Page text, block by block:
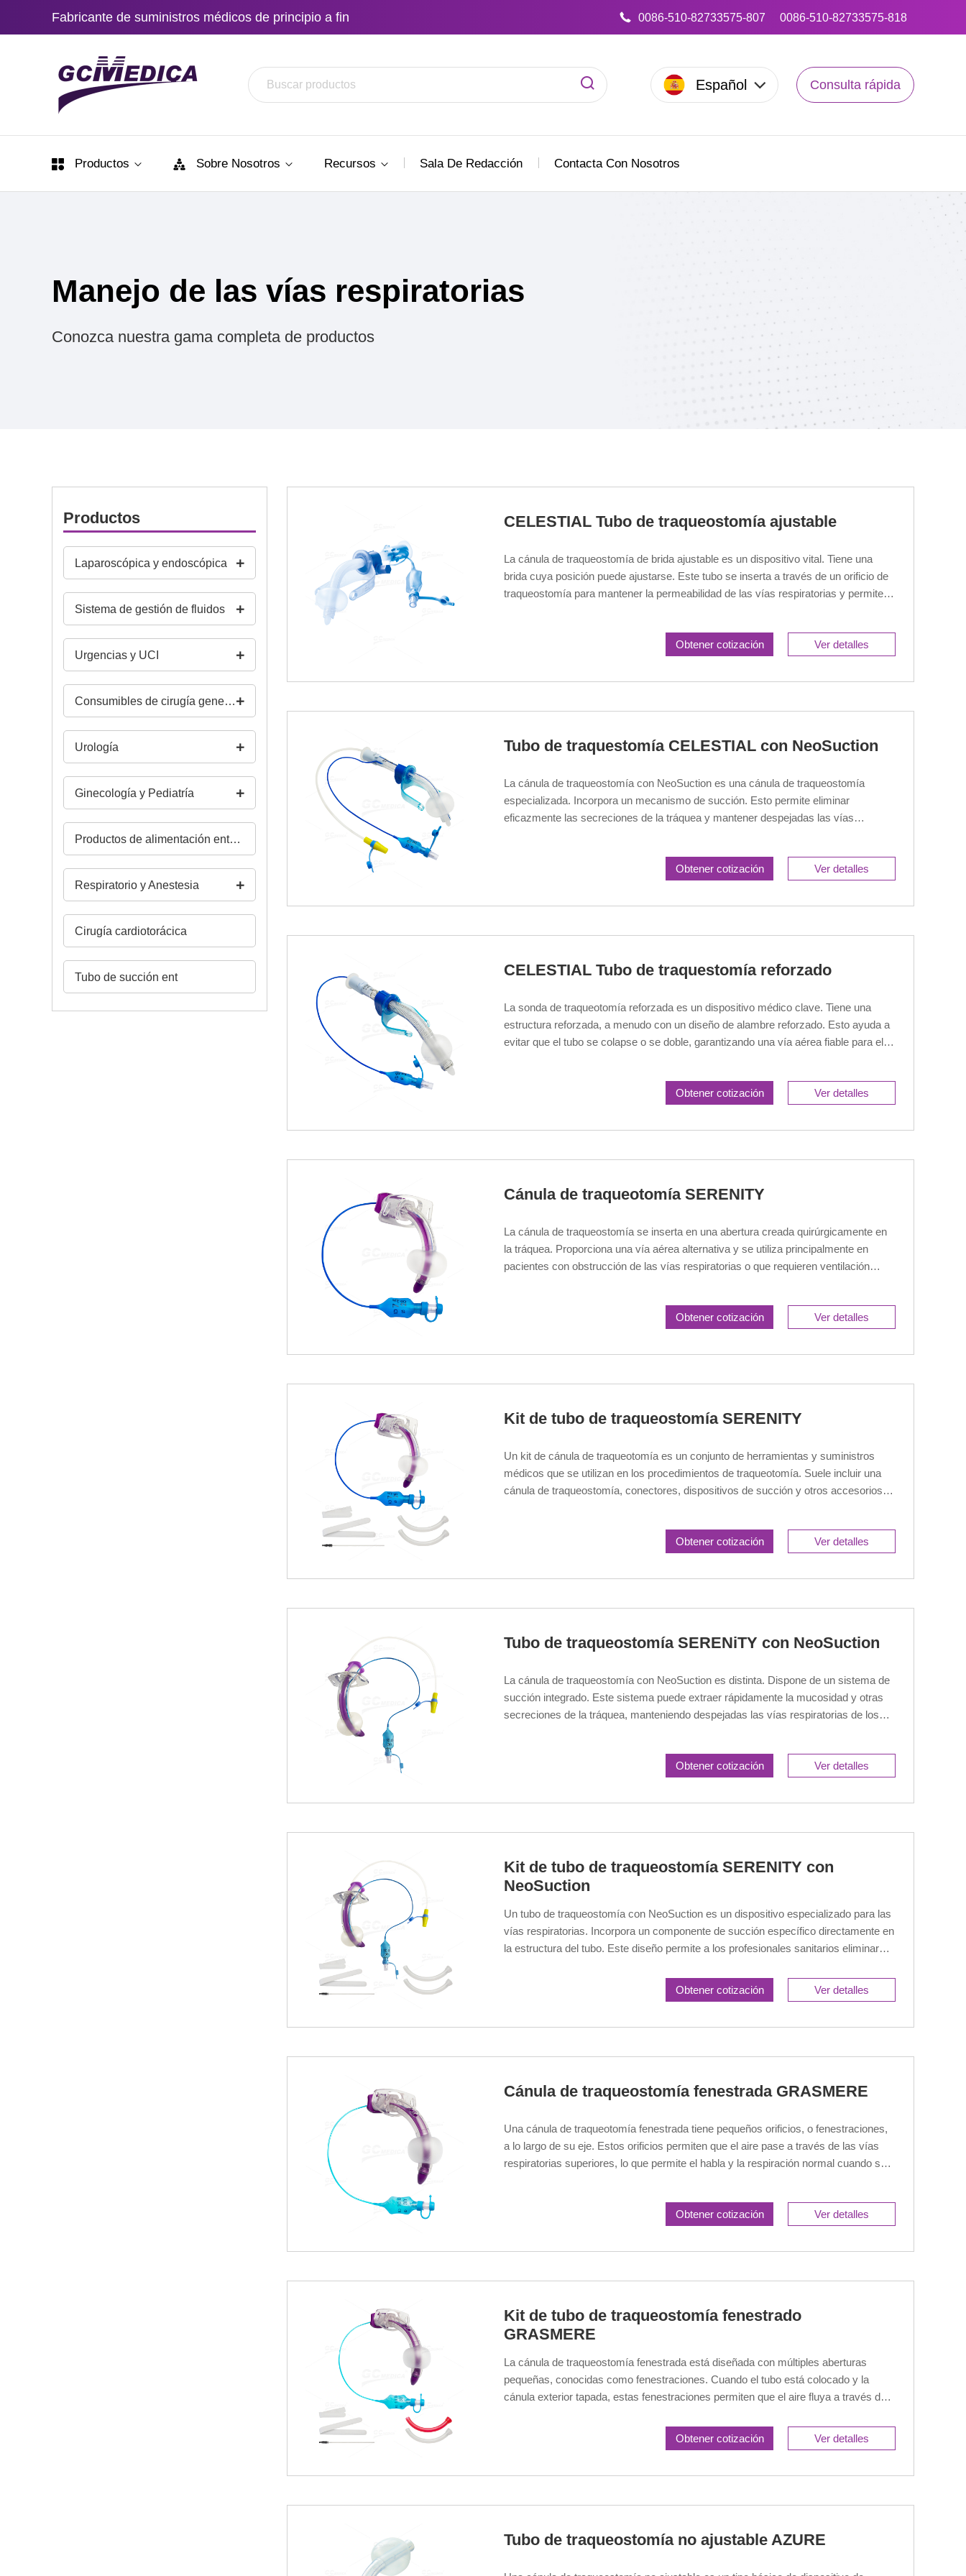
Fabricante de suministros médicos de principio a fin 0086-510-82733575-807 0086-510-82733575-818
Español Consulta rápida
Productos Sobre Nosotros Recursos Sala De Redacción Contacta Con Nosotros
Manejo de las vías respiratorias
Conozca nuestra gama completa de productos
Productos
Laparoscópica y endoscópica
Sistema de gestión de fluidos
Urgencias y UCI
Consumibles de cirugía general y quirófano
Urología
Ginecología y Pediatría
Productos de alimentación enteral
Respiratorio y Anestesia
Cirugía cardiotorácica
Tubo de succión ent
CELESTIAL Tubo de traqueostomía ajustable
La cánula de traqueostomía de brida ajustable es un dispositivo vital. Tiene una
brida cuya posición puede ajustarse. Este tubo se inserta a través de un orificio de
traqueostomía para mantener la permeabilidad de las vías respiratorias y permite
Obtener cotización Ver detalles
Tubo de traquestomía CELESTIAL con NeoSuction
La cánula de traqueostomía con NeoSuction es una cánula de traqueostomía
especializada. Incorpora un mecanismo de succión. Esto permite eliminar
eficazmente las secreciones de la tráquea y mantener despejadas las vías
Obtener cotización Ver detalles
CELESTIAL Tubo de traquestomía reforzado
La sonda de traqueotomía reforzada es un dispositivo médico clave. Tiene una
estructura reforzada, a menudo con un diseño de alambre reforzado. Esto ayuda a
evitar que el tubo se colapse o se doble, garantizando una vía aérea fiable para el
Obtener cotización Ver detalles
Cánula de traqueotomía SERENITY
La cánula de traqueostomía se inserta en una abertura creada quirúrgicamente en
la tráquea. Proporciona una vía aérea alternativa y se utiliza principalmente en
pacientes con obstrucción de las vías respiratorias o que requieren ventilación
Obtener cotización Ver detalles
Kit de tubo de traqueostomía SERENITY
Un kit de cánula de traqueotomía es un conjunto de herramientas y suministros
médicos que se utilizan en los procedimientos de traqueotomía. Suele incluir una
cánula de traqueostomía, conectores, dispositivos de succión y otros accesorios
Obtener cotización
Ver detalles
Tubo de traqueostomía SERENiTY con NeoSuction
La cánula de traqueostomía con NeoSuction es distinta. Dispone de un sistema de
succión integrado. Este sistema puede extraer rápidamente la mucosidad y otras
secreciones de la tráquea, manteniendo despejadas las vías respiratorias de los
Obtener cotización Ver detalles
Kit de tubo de traqueostomía SERENITY con
NeoSuction
Un tubo de traqueostomía con NeoSuction es un dispositivo especializado para las
vías respiratorias. Incorpora un componente de succión específico directamente en
la estructura del tubo. Este diseño permite a los profesionales sanitarios eliminar
obstrucción de las vías respiratorias y se garantiza una función respiratoria estable
Obtener cotización Ver detalles
Cánula de traqueostomía fenestrada GRASMERE
Una cánula de traqueotomía fenestrada tiene pequeños orificios, o fenestraciones,
a lo largo de su eje. Estos orificios permiten que el aire pase a través de las vías
respiratorias superiores, lo que permite el habla y la respiración normal cuando se
Obtener cotización
Ver detalles
Kit de tubo de traqueostomía fenestrado
GRASMERE
La cánula de traqueostomía fenestrada está diseñada con múltiples aberturas
pequeñas, conocidas como fenestraciones. Cuando el tubo está colocado y la
cánula exterior tapada, estas fenestraciones permiten que el aire fluya a través de
facilitando el proceso de destete de los pacientes de la dependencia de la
Obtener cotización Ver detalles
Tubo de traqueostomía no ajustable AZURE